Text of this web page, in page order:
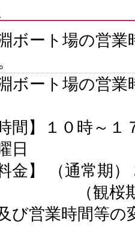
ボート場の営
ボート場の営
時間】１０時～
日
金】 （通常期
期） 30分
び営業時間等の